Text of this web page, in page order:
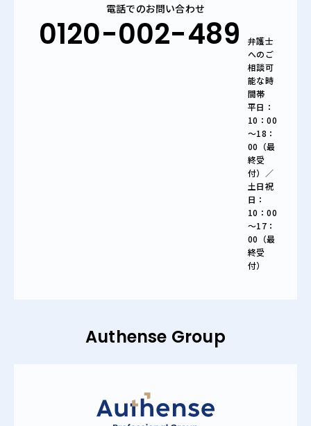
電話でのお問い合わせ
0120-002-489
弁護士
へのご
相談可
能な時
間帯
平日：
10：00
～18：
00（最
終受
付）／
土日祝
日：
10：00
～17：
00（最
終受
付）
Authense Group